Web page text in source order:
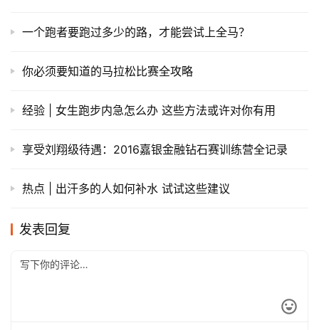
一个跑者要跑过多少的路，才能尝试上全马？
你必须要知道的马拉松比赛全攻略
经验 | 女生跑步内急怎么办 这些方法或许对你有用
享受刘翔级待遇：2016嘉银金融钻石赛训练营全记录
热点 | 出汗多的人如何补水 试试这些建议
发表回复